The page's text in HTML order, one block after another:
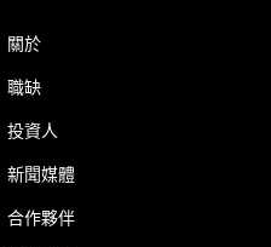
關於
職缺
投資人
新聞媒體
合作夥伴